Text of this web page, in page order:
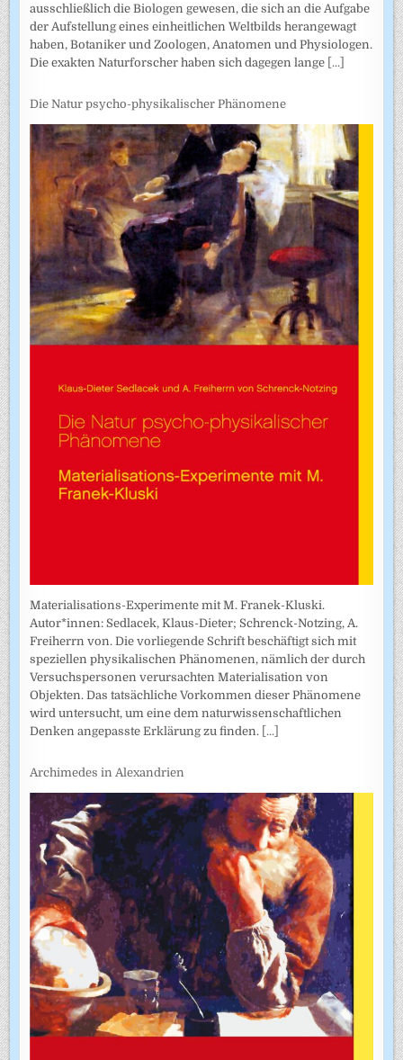
ausschließlich die Biologen gewesen, die sich an die Aufgabe
der Aufstellung eines einheitlichen Weltbilds herangewagt
haben, Botaniker und Zoologen, Anatomen und Physiologen.
Die exakten Naturforscher haben sich dagegen lange [...]
Die Natur psycho-physikalischer Phänomene
Materialisations-Experimente mit M. Franek-Kluski.
Autor*innen: Sedlacek, Klaus-Dieter; Schrenck-Notzing, A.
Freiherrn von. Die vorliegende Schrift beschäftigt sich mit
speziellen physikalischen Phänomenen, nämlich der durch
Versuchspersonen verursachten Materialisation von
Objekten. Das tatsächliche Vorkommen dieser Phänomene
wird untersucht, um eine dem naturwissenschaftlichen
Denken angepasste Erklärung zu finden. [...]
Archimedes in Alexandrien